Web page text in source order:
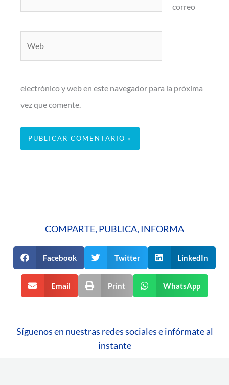
correo
electrónico y web en este navegador para la próxima
vez que comente.
COMPARTE, PUBLICA, INFORMA
Facebook Twitter LinkedIn
Email Print WhatsApp
Síguenos en nuestras redes sociales e infórmate al
instante